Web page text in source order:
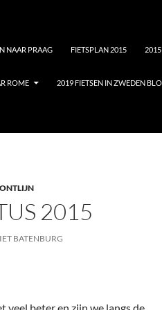
NAAR PRAAG FIETSPLAN 2015
ROME 2019 FIETSEN IN ZWEDEN
2015
BATENBURG